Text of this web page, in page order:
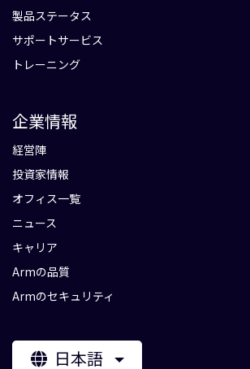
製品ステータス
サポートサービス
トレーニング
企業情報
経営陣
投資家情報
オフィス一覧
ニュース
キャリア
Armの品質
Armのセキュリティ
日本語